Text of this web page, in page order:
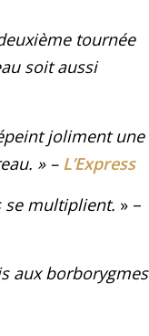
tournée
soit aussi
joliment une
. » – L’Express
se multiplient. » –
aux borborygmes